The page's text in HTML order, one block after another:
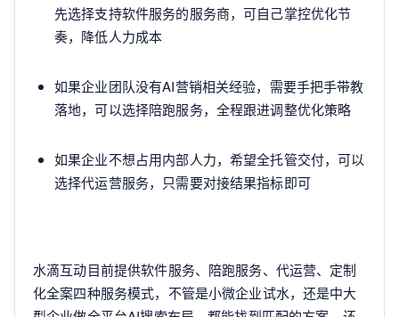
先选择支持软件服务的服务商，可自己掌控优化节
奏，降低人力成本
如果企业团队没有AI营销相关经验，需要手把手带教
落地，可以选择陪跑服务，全程跟进调整优化策略
如果企业不想占用内部人力，希望全托管交付，可以
选择代运营服务，只需要对接结果指标即可
水滴互动目前提供软件服务、陪跑服务、代运营、定制
化全案四种服务模式，不管是小微企业试水，还是中大